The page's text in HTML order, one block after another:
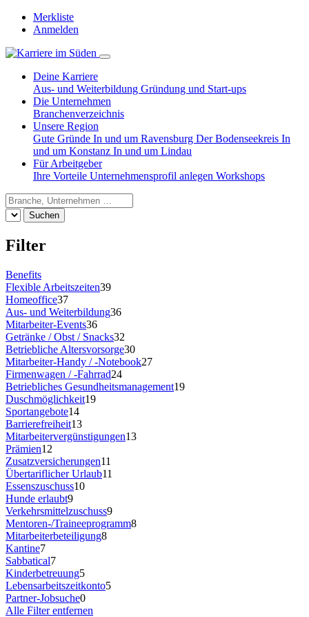
Merkliste
Anmelden
Deine Karriere
Aus- und Weiterbildung Gründung und Start-ups
Die Unternehmen
Branchenverzeichnis
Unsere Region
Gute Gründe In und um Ravensburg Der Bodenseekreis In
und um Konstanz In und um Lindau
Für Arbeitgeber
Ihre Vorteile Unternehmensprofil anlegen Workshops
Suchen
Filter
Benefits
Flexible Arbeitszeiten39
Homeoffice37
Aus- und Weiterbildung36
Mitarbeiter-Events36
Getränke / Obst / Snacks32
Betriebliche Altersvorsorge30
Mitarbeiter-Handy / -Notebook27
Firmenwagen / -Fahrrad24
Betriebliches Gesundheitsmanagement19
Duschmöglichkeit19
Sportangebote14
Barrierefreiheit13
Mitarbeitervergünstigungen13
Prämien12
Zusatzversicherungen11
Übertariflicher Urlaub11
Essenszuschuss10
Hunde erlaubt9
Verkehrsmittelzuschuss9
Mentoren-/Traineeprogramm8
Mitarbeiterbeteiligung8
Kantine7
Sabbatical7
Kinderbetreuung5
Lebensarbeitszeitkonto5
Partner-Jobsuche0
Alle Filter entfernen